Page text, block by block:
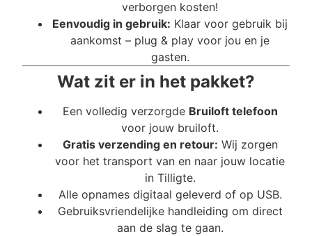
verborgen kosten!
Eenvoudig in gebruik: Klaar voor gebruik bij
aankomst – plug & play voor jou en je
gasten.
Wat zit er in het pakket?
Een volledig verzorgde Bruiloft telefoon
voor jouw bruiloft.
Gratis verzending en retour: Wij zorgen
voor het transport van en naar jouw locatie
in Tilligte.
Alle opnames digitaal geleverd of op USB.
Gebruiksvriendelijke handleiding om direct
aan de slag te gaan.